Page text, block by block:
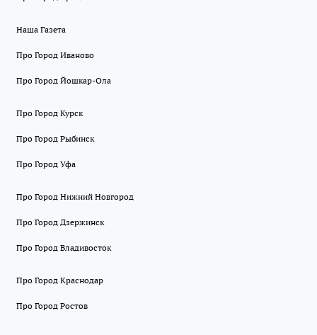
Наша Газета
Про Город Иваново
Про Город Йошкар-Ола
Про Город Курск
Про Город Рыбинск
Про Город Уфа
Про Город Нижний Новгород
Про Город Дзержинск
Про Город Владивосток
Про Город Краснодар
Про Город Ростов